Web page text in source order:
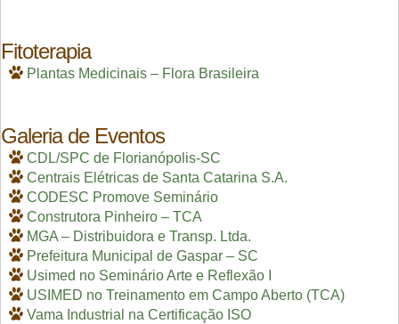
Fitoterapia
Plantas Medicinais – Flora Brasileira
Galeria de Eventos
CDL/SPC de Florianópolis-SC
Centrais Elétricas de Santa Catarina S.A.
CODESC Promove Seminário
Construtora Pinheiro – TCA
MGA – Distribuidora e Transp. Ltda.
Prefeitura Municipal de Gaspar – SC
Usimed no Seminário Arte e Reflexão I
USIMED no Treinamento em Campo Aberto (TCA)
Vama Industrial na Certificação ISO